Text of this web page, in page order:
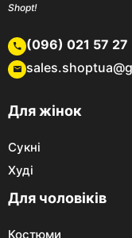
Shopt!
(096) 021 57 27
Для жінок
Сукні
Худі
Для чоловіків
Костюми